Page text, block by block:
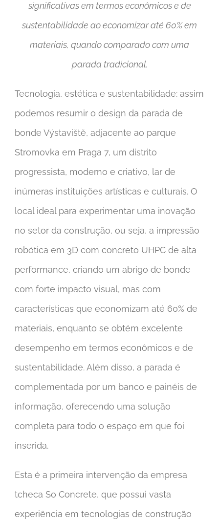
significativas em termos econômicos e de
sustentabilidade ao economizar até 60% em
materiais, quando comparado com uma
parada tradicional.
Tecnologia, estética e sustentabilidade: assim
podemos resumir o design da parada de
bonde Výstaviště, adjacente ao parque
Stromovka em Praga 7, um distrito
progressista, moderno e criativo, lar de
inúmeras instituições artísticas e culturais. O
local ideal para experimentar uma inovação
no setor da construção, ou seja, a impressão
robótica em 3D com concreto UHPC de alta
performance, criando um abrigo de bonde
com forte impacto visual, mas com
características que economizam até 60% de
materiais, enquanto se obtém excelente
desempenho em termos econômicos e de
sustentabilidade. Além disso, a parada é
complementada por um banco e painéis de
informação, oferecendo uma solução
completa para todo o espaço em que foi
inserida.
Esta é a primeira intervenção da empresa
tcheca So Concrete, que possui vasta
experiência em tecnologias de construção